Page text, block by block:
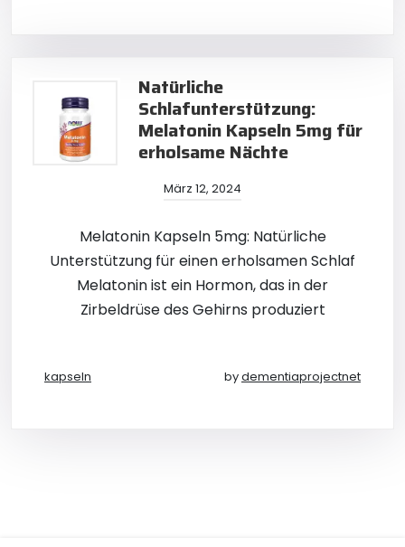
Natürliche
Schlafunterstützung:
Melatonin Kapseln 5mg für
erholsame Nächte
März 12, 2024
Melatonin Kapseln 5mg: Natürliche
Unterstützung für einen erholsamen Schlaf
Melatonin ist ein Hormon, das in der
Zirbeldrüse des Gehirns produziert
kapseln bydementiaprojectnet